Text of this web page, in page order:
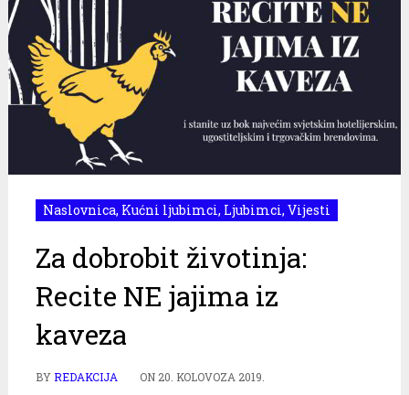
Naslovnica, Kućni ljubimci, Ljubimci, Vijesti
Za dobrobit životinja:
Recite NE jajima iz
kaveza
BYREDAKCIJA ON 20. KOLOVOZA 2019.